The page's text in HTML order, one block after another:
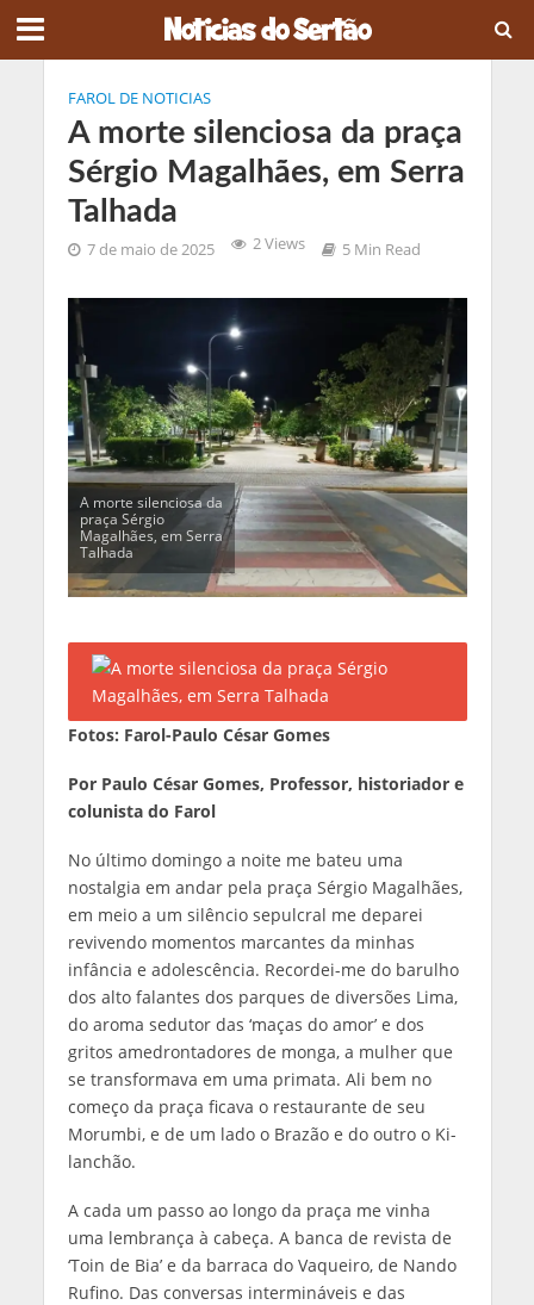
FAROL DE NOTICIAS
A morte silenciosa da praça
Sérgio Magalhães, em Serra
Talhada
7 de maio de 2025 2 Views 5 Min Read
A morte silenciosa da
praça Sérgio
Magalhães, em Serra
Talhada
Fotos: Farol-Paulo César Gomes
Por Paulo César Gomes, Professor, historiador e
colunista do Farol
No último domingo a noite me bateu uma
nostalgia em andar pela praça Sérgio Magalhães,
em meio a um silêncio sepulcral me deparei
revivendo momentos marcantes da minhas
infância e adolescência. Recordei-me do barulho
dos alto falantes dos parques de diversões Lima,
do aroma sedutor das ‘maças do amor’ e dos
gritos amedrontadores de monga, a mulher que
se transformava em uma primata. Ali bem no
começo da praça ficava o restaurante de seu
Morumbi, e de um lado o Brazão e do outro o Ki-
lanchão.
A cada um passo ao longo da praça me vinha
uma lembrança à cabeça. A banca de revista de
‘Toin de Bia’ e da barraca do Vaqueiro, de Nando
Rufino. Das conversas intermináveis e das